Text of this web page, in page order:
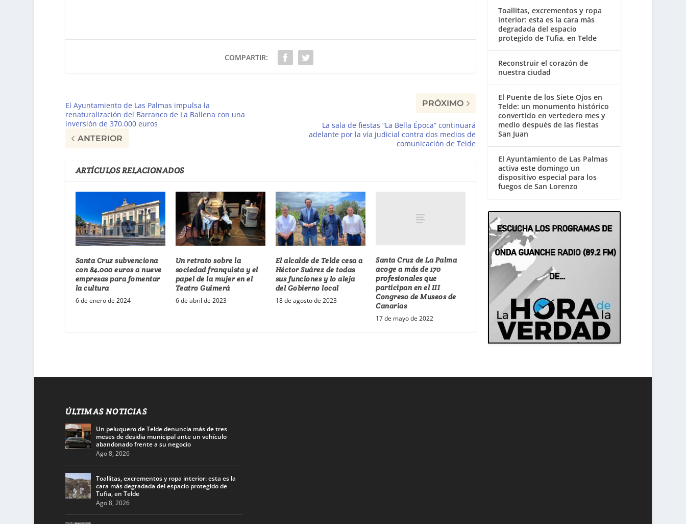
COMPARTIR:
El Ayuntamiento de Las Palmas impulsa la
renaturalización del Barranco de La Ballena con una
inversión de 370.000 euros
ANTERIOR
PRÓXIMO
La sala de fiestas “La Bella Época” continuará
adelante por la vía judicial contra dos medios de
comunicación de Telde
ARTÍCULOS RELACIONADOS
Santa Cruz subvenciona
con 84.000 euros a nueve
empresas para fomentar
la cultura
6 de enero de 2024
Un retrato sobre la
sociedad franquista y el
papel de la mujer en el
Teatro Guimerá
6 de abril de 2023
El alcalde de Telde cesa a
Héctor Suárez de todas
sus funciones y lo aleja
del Gobierno local
18 de agosto de 2023
Santa Cruz de La Palma
acoge a más de 170
profesionales que
participan en el III
Congreso de Museos de
Canarias
17 de mayo de 2022
Toallitas, excrementos y ropa
interior: esta es la cara más
degradada del espacio
protegido de Tufia, en Telde
Reconstruir el corazón de
nuestra ciudad
El Puente de los Siete Ojos en
Telde: un monumento histórico
convertido en vertedero mes y
medio después de las fiestas
San Juan
El Ayuntamiento de Las Palmas
activa este domingo un
dispositivo especial para los
fuegos de San Lorenzo
ÚLTIMAS NOTICIAS
Un peluquero de Telde denuncia más de tres
meses de desidia municipal ante un vehículo
abandonado frente a su negocio
Ago 8, 2026
Toallitas, excrementos y ropa interior: esta es la
cara más degradada del espacio protegido de
Tufia, en Telde
Ago 8, 2026